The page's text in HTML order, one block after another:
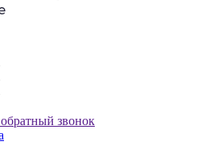
обратный звонок